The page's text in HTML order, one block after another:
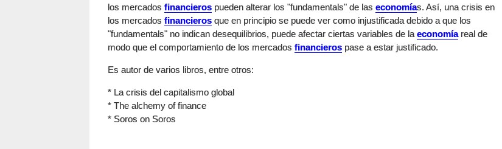
los mercados financieros pueden alterar los "fundamentals" de las economías. Así, una crisis en
los mercados financieros que en principio se puede ver como injustificada debido a que los
"fundamentals" no indican desequilibrios, puede afectar ciertas variables de la economíareal de
modo que el comportamiento de los mercados financieros pase a estar justificado.
Es autor de varios libros, entre otros:
* La crisis del capitalismo global
* The alchemy of finance
* Soros on Soros